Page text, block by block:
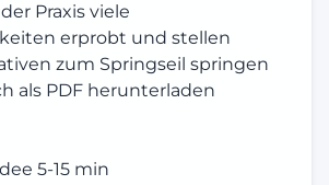
Praxis viele
erprobt und stellen
zum Springseil springen
als PDF herunterladen
5-15 min